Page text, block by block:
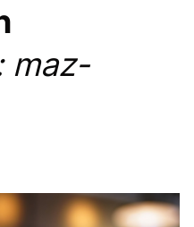
maz-